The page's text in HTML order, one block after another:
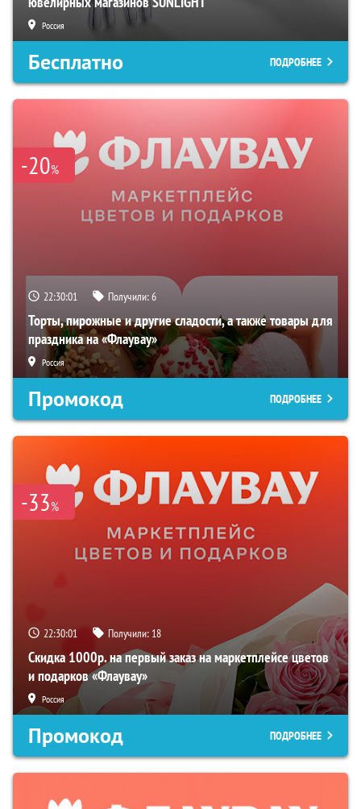
Россия
Бесплатно ПОДРОБНЕЕ
-20%
22:30:00 Получили:6
Торты, пирожные и другие сладости, а также товары для
праздника на «Флаувау»
Россия
Промокод ПОДРОБНЕЕ
-33%
22:30:00 Получили: 18
Скидка 1000р. на первый заказ на маркетплейсе цветов
и подарков «Флаувау»
Россия
Промокод ПОДРОБНЕЕ